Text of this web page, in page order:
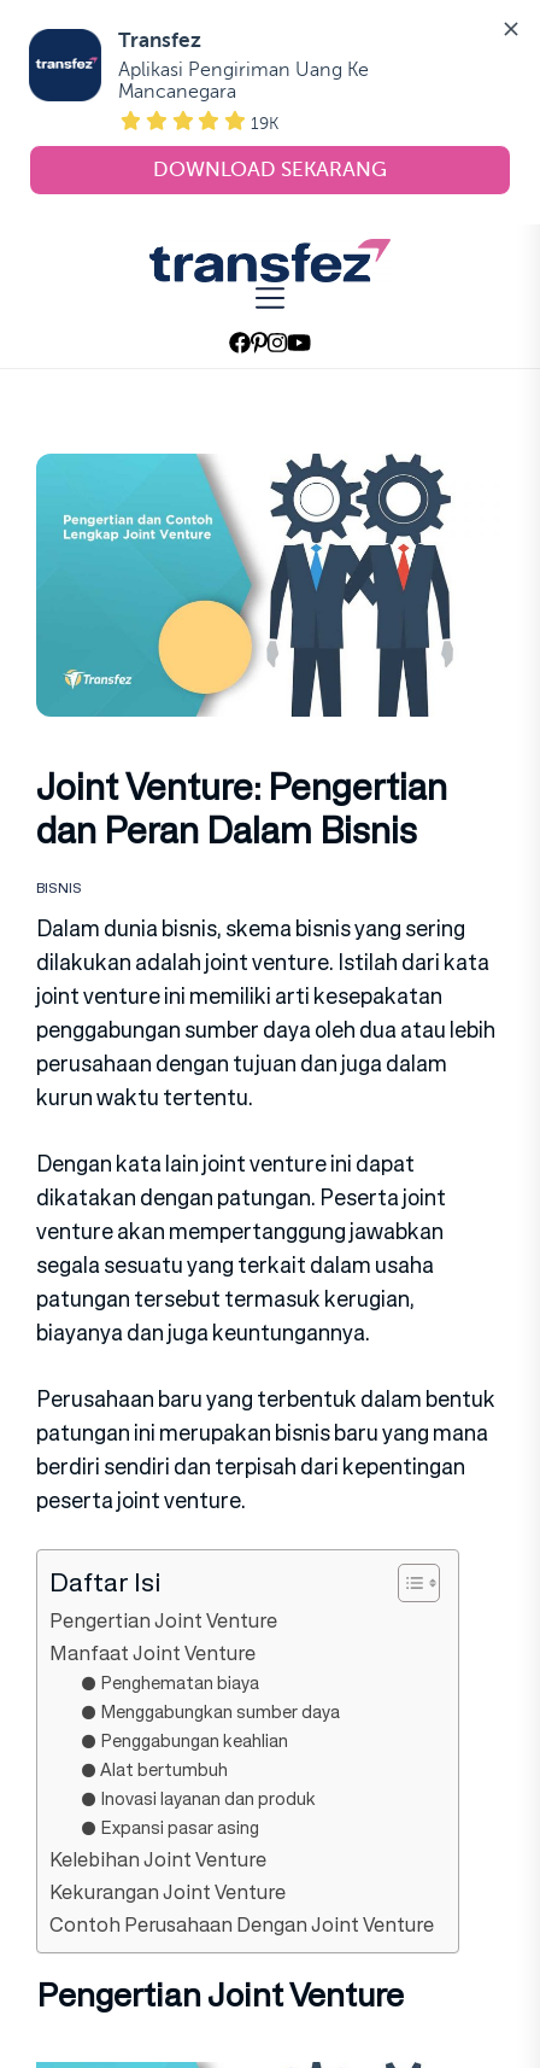
Transfez
Aplikasi Pengiriman Uang Ke
Mancanegara
19K
DOWNLOAD SEKARANG
Transfez
Joint Venture: Pengertian
dan Peran Dalam Bisnis
BISNIS
Dalam dunia bisnis, skema bisnis yang sering
dilakukan adalah joint venture. Istilah dari kata
joint venture ini memiliki arti kesepakatan
penggabungan sumber daya oleh dua atau lebih
perusahaan dengan tujuan dan juga dalam
kurun waktu tertentu.
Dengan kata lain joint venture ini dapat
dikatakan dengan patungan. Peserta joint
venture akan mempertanggung jawabkan
segala sesuatu yang terkait dalam usaha
patungan tersebut termasuk kerugian,
biayanya dan juga keuntungannya.
Perusahaan baru yang terbentuk dalam bentuk
patungan ini merupakan bisnis baru yang mana
berdiri sendiri dan terpisah dari kepentingan
peserta joint venture.
Daftar Isi
Pengertian Joint Venture
Manfaat Joint Venture
● Penghematan biaya
● Menggabungkan sumber daya
● Penggabungan keahlian
● Alat bertumbuh
● Inovasi layanan dan produk
● Expansi pasar asing
Kelebihan Joint Venture
Kekurangan Joint Venture
Contoh Perusahaan Dengan Joint Venture
Pengertian Joint Venture